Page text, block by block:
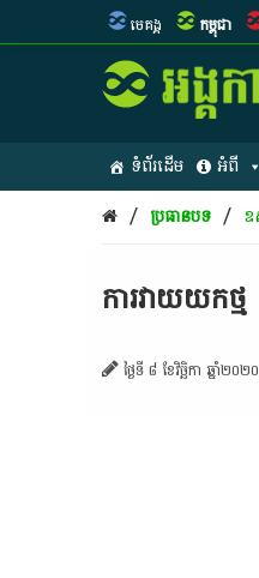
មេគង្គ កម្ពុជា
ទំព័រដើម អំពី
/ ប្រធានបទ / ឧ
ការវាយយកថ្ម
ថ្ងៃទី ៨ ខែវិច្ឆិកា ឆ្នាំ២០២០